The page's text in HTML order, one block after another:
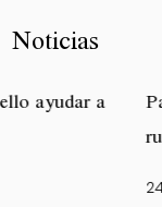
Noticias
Parches faciales
rutinas diarias